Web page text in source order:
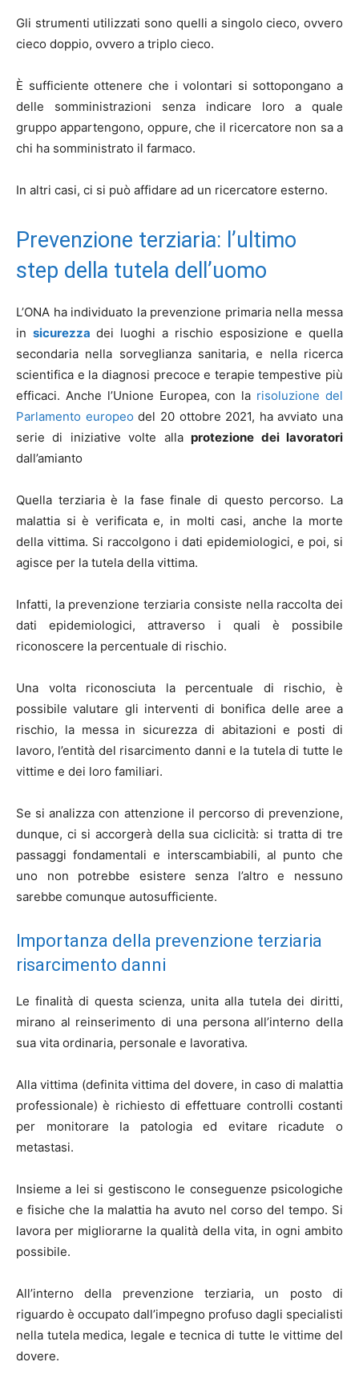
Gli strumenti utilizzati sono quelli a singolo cieco, ovvero
cieco doppio, ovvero a triplo cieco.
È sufficiente ottenere che i volontari si sottopongano a
delle somministrazioni senza indicare loro a quale
gruppo appartengono, oppure, che il ricercatore non sa a
chi ha somministrato il farmaco.
In altri casi, ci si può affidare ad un ricercatore esterno.
Prevenzione terziaria: l’ultimo
step della tutela dell’uomo
L’ONA ha individuato la prevenzione primaria nella messa
in sicurezza dei luoghi a rischio esposizione e quella
secondaria nella sorveglianza sanitaria, e nella ricerca
scientifica e la diagnosi precoce e terapie tempestive più
efficaci. Anche l’Unione Europea, con la risoluzione del
Parlamento europeo del 20 ottobre 2021, ha avviato una
serie di iniziative volte allaprotezione dei lavoratori
dall’amianto
Quella terziaria è la fase finale di questo percorso. La
malattia si è verificata e, in molti casi, anche la morte
della vittima. Si raccolgono i dati epidemiologici, e poi, si
agisce per la tutela della vittima.
Infatti, la prevenzione terziaria consiste nella raccolta dei
dati epidemiologici, attraverso i quali è possibile
riconoscere la percentuale di rischio.
Una volta riconosciuta la percentuale di rischio, è
possibile valutare gli interventi di bonifica delle aree a
rischio, la messa in sicurezza di abitazioni e posti di
lavoro, l’entità del risarcimento danni e la tutela di tutte le
vittime e dei loro familiari.
Se si analizza con attenzione il percorso di prevenzione,
dunque, ci si accorgerà della sua ciclicità: si tratta di tre
passaggi fondamentali e interscambiabili, al punto che
uno non potrebbe esistere senza l’altro e nessuno
sarebbe comunque autosufficiente.
Importanza della prevenzione terziaria
risarcimento danni
Le finalità di questa scienza, unita alla tutela dei diritti,
mirano al reinserimento di una persona all’interno della
sua vita ordinaria, personale e lavorativa.
Alla vittima (definita vittima del dovere, in caso di malattia
professionale) è richiesto di effettuare controlli costanti
per monitorare la patologia ed evitare ricadute o
metastasi.
Insieme a lei si gestiscono le conseguenze psicologiche
e fisiche che la malattia ha avuto nel corso del tempo. Si
lavora per migliorarne la qualità della vita, in ogni ambito
possibile.
All’interno della prevenzione terziaria, un posto di
riguardo è occupato dall’impegno profuso dagli specialisti
nella tutela medica, legale e tecnica di tutte le vittime del
dovere.